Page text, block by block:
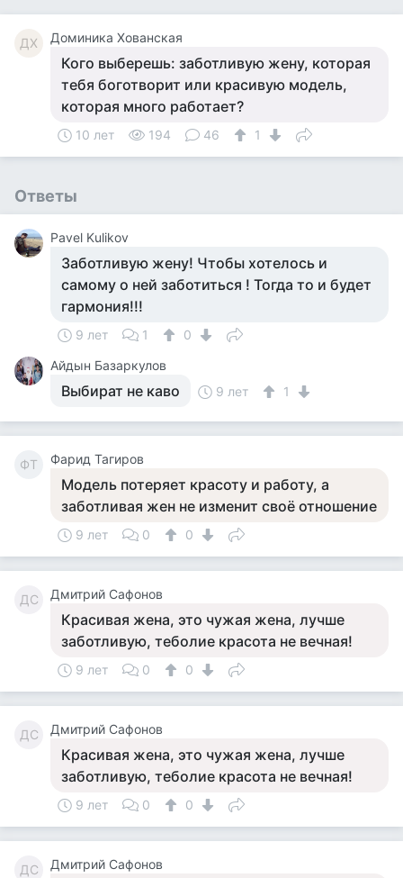
ДХ Доминика Хованская
Кого выберешь: заботливую жену, которая
тебя боготворит или красивую модель,
которая много работает?
10 лет 194 46 1
Ответы
Pavel Kulikov
Заботливую жену! Чтобы хотелось и
самому о ней заботиться ! Тогда то и будет
гармония!!!
9 лет 1
0
Айдын Базаркулов
Выбират не каво 9 лет 1
ФТ Фарид Тагиров
Модель потеряет красоту и работу, а
заботливая жен не изменит своё отношение
9 лет 0 0
ДС Дмитрий Сафонов
Красивая жена, это чужая жена, лучше
заботливую, теболие красота не вечная!
9 лет 0 0
ДС Дмитрий Сафонов
Красивая жена, это чужая жена, лучше
заботливую, теболие красота не вечная!
9 лет 0 0
ДС Дмитрий Сафонов